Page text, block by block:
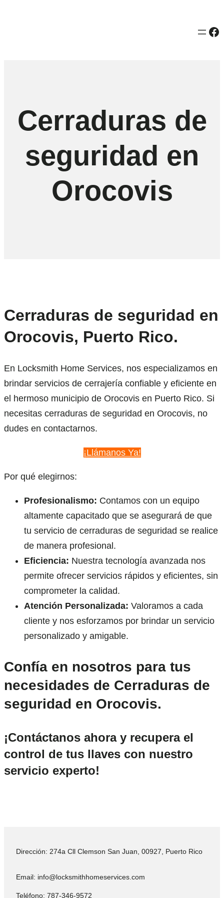
Cerraduras de
seguridad en
Orocovis
Cerraduras de seguridad en
Orocovis, Puerto Rico.
En Locksmith Home Services, nos especializamos en
brindar servicios de cerrajería confiable y eficiente en
el hermoso municipio de Orocovis en Puerto Rico. Si
necesitas cerraduras de seguridad en Orocovis, no
dudes en contactarnos.
¡Llámanos Ya!
Por qué elegirnos:
Profesionalismo: Contamos con un equipo
altamente capacitado que se asegurará de que
tu servicio de cerraduras de seguridad se realice
de manera profesional.
Eficiencia: Nuestra tecnología avanzada nos
permite ofrecer servicios rápidos y eficientes, sin
comprometer la calidad.
Atención Personalizada: Valoramos a cada
cliente y nos esforzamos por brindar un servicio
personalizado y amigable.
Confía en nosotros para tus
necesidades de Cerraduras de
seguridad en Orocovis.
¡Contáctanos ahora y recupera el
control de tus llaves con nuestro
servicio experto!
Dirección: 274a Cll Clemson San Juan, 00927, Puerto Rico
Email: info@locksmithhomeservices.com
Teléfono: 787-346-9572